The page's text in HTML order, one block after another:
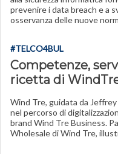
prevenire i data breach e a
osservanza delle nuove
#TELCO4BUL
Competenze,
ricetta di
Wind Tre, guidata da
nel percorso di
brand Wind Tre Business.
Wholesale di Wind Tre,